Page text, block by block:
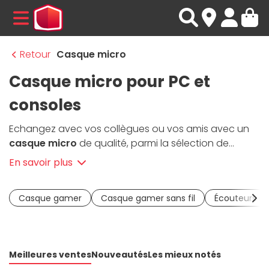
MENU
Retour Casque micro
Casque micro pour PC et
consoles
Echangez avec vos collègues ou vos amis avec un
casque micro de qualité, parmi la sélection de
Materiel.net. Pour les férus de jeux vidéo, le
micro gaming
avec vos alliés et d'être à l'affût du moindre bruit
grâce auson stéréo surround 5.1 ou 7.1 . Selon les
bureautique / VOIPvous aidera à communiquer à
En savoir plus
Casque gamer Casque gamer sans fil Écouteurs
Meilleures ventesNouveautésLes mieux notés